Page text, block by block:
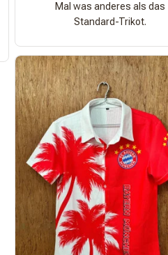
Mal was anderes als das
Standard-Trikot.